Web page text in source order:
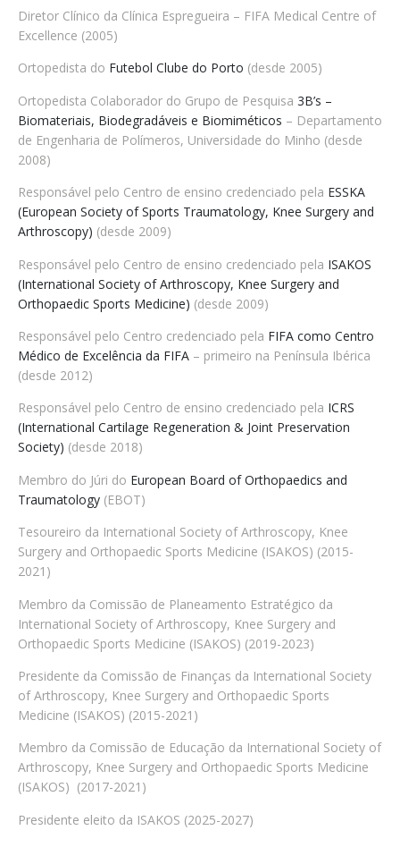
Diretor Clínico da Clínica Espregueira – FIFA Medical Centre of
Excellence (2005)
Ortopedista do Futebol Clube do Porto (desde 2005)
Ortopedista Colaborador do Grupo de Pesquisa 3B’s –
Biomateriais, Biodegradáveis e Biomiméticos – Departamento
de Engenharia de Polímeros, Universidade do Minho (desde
2008)
Responsável pelo Centro de ensino credenciado pela ESSKA
(European Society of Sports Traumatology, Knee Surgery and
Arthroscopy) (desde 2009)
Responsável pelo Centro de ensino credenciado pela ISAKOS
(International Society of Arthroscopy, Knee Surgery and
Orthopaedic Sports Medicine) (desde 2009)
Responsável pelo Centro credenciado pela FIFA como Centro
Médico de Excelência da FIFA – primeiro na Península Ibérica
(desde 2012)
Responsável pelo Centro de ensino credenciado pela ICRS
(International Cartilage Regeneration & Joint Preservation
Society) (desde 2018)
Membro do Júri do European Board of Orthopaedics and
Traumatology (EBOT)
Tesoureiro da International Society of Arthroscopy, Knee
Surgery and Orthopaedic Sports Medicine (ISAKOS) (2015-
2021)
Membro da Comissão de Planeamento Estratégico da
International Society of Arthroscopy, Knee Surgery and
Orthopaedic Sports Medicine (ISAKOS) (2019-2023)
Presidente da Comissão de Finanças da International Society
of Arthroscopy, Knee Surgery and Orthopaedic Sports
Medicine (ISAKOS) (2015-2021)
Membro da Comissão de Educação da International Society of
Arthroscopy, Knee Surgery and Orthopaedic Sports Medicine
(ISAKOS) (2017-2021)
Presidente eleito da ISAKOS (2025-2027)